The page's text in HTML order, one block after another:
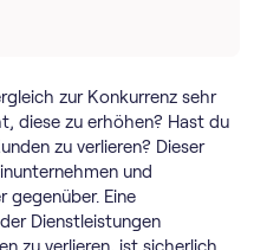
zur Konkurrenz sehr
diese zu erhöhen? Hast du
zu verlieren? Dieser
und
Eine
Dienstleistungen
zu verlieren, ist sicherlich